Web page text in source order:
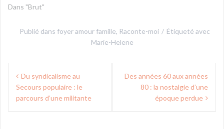
Dans "Brut"
Publié dans foyer amour famille, Raconte-moi
Étiqueté avec
Marie-Helene
Navigation
de
l’article
Du syndicalisme au
Secours populaire : le
parcours d’une militante
Des années 60 aux années
80 : la nostalgie d’une
époque perdue